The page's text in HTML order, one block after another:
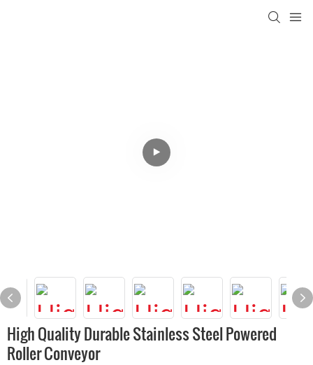
High Quality Durable Stainless Steel Powered
Roller Conveyor